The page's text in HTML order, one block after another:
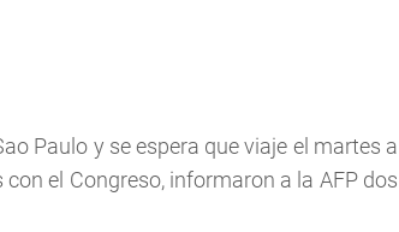
Paulo y se espera que viaje el martes a
el Congreso, informaron a la AFP dos